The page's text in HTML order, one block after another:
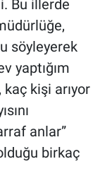
Bu illerde
söyleyerek
yaptığım
kişi arıyor
anlar”
birkaç